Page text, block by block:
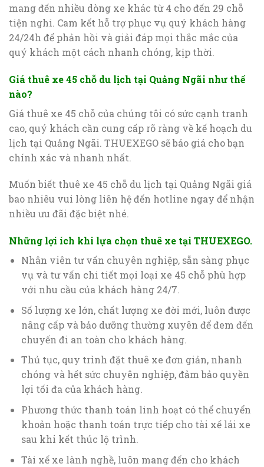
mang đến nhiều dòng xe khác từ 4 cho đến 29 chỗ
tiện nghi. Cam kết hỗ trợ phục vụ quý khách hàng
24/24h để phản hồi và giải đáp mọi thắc mắc của
quý khách một cách nhanh chóng, kịp thời.
Giá thuê xe 45 chỗ du lịch tại Quảng Ngãi như thế
nào?
Giá thuê xe 45 chỗ của chúng tôi có sức cạnh tranh
cao, quý khách cần cung cấp rõ ràng về kế hoạch du
lịch tại Quảng Ngãi. THUEXEGO sẽ báo giá cho bạn
chính xác và nhanh nhất.
Muốn biết thuê xe 45 chỗ du lịch tại Quảng Ngãi giá
bao nhiêu vui lòng liên hệ đến hotline ngay để nhận
nhiều ưu đãi đặc biệt nhé.
Những lợi ích khi lựa chọn thuê xe tại THUEXEGO.
Nhân viên tư vấn chuyên nghiệp, sẵn sàng phục
vụ và tư vấn chi tiết mọi loại xe 45 chỗ phù hợp
với nhu cầu của khách hàng 24/7.
Số lượng xe lớn, chất lượng xe đời mới, luôn được
nâng cấp và bảo dưỡng thường xuyên để đem đến
chuyến đi an toàn cho khách hàng.
Thủ tục, quy trình đặt thuê xe đơn giản, nhanh
chóng và hết sức chuyên nghiệp, đảm bảo quyền
lợi tối đa của khách hàng.
Phương thức thanh toán linh hoạt có thể chuyển
khoản hoặc thanh toán trực tiếp cho tài xế lái xe
sau khi kết thúc lộ trình.
Tài xế xe lành nghề, luôn mang đến cho khách